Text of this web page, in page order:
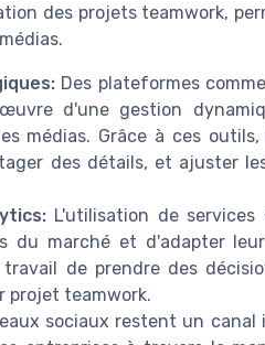
des projets teamwork,
Des plateformes
d'une gestion
médias. Grâce à ces
des détails, et ajuster
L'utilisation de services
du marché et d'adapter
de prendre des
projet teamwork.
sociaux restent un